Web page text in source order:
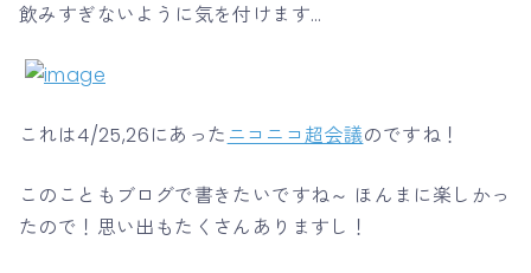
飲みすぎないように気を付けます…
これは4/25,26にあった ニコニコ超会議のですね！
このこともブログで書きたいですね～ ほんまに楽しかっ
たので！思い出もたくさんありますし！